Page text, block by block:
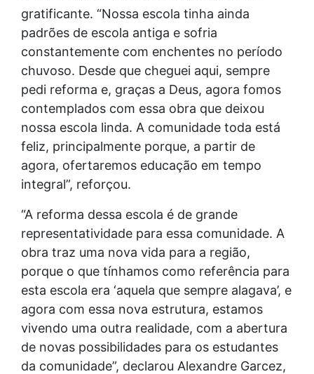
gratificante. “Nossa escola tinha ainda
padrões de escola antiga e sofria
constantemente com enchentes no período
chuvoso. Desde que cheguei aqui, sempre
pedi reforma e, graças a Deus, agora fomos
contemplados com essa obra que deixou
nossa escola linda. A comunidade toda está
feliz, principalmente porque, a partir de
agora, ofertaremos educação em tempo
integral”, reforçou.
“A reforma dessa escola é de grande
representatividade para essa comunidade. A
obra traz uma nova vida para a região,
porque o que tínhamos como referência para
esta escola era ‘aquela que sempre alagava’, e
agora com essa nova estrutura, estamos
vivendo uma outra realidade, com a abertura
de novas possibilidades para os estudantes
da comunidade”, declarou Alexandre Garcez,